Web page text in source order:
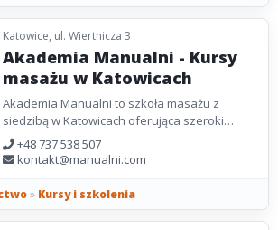
Katowice, ul. Wiertnicza 3
Akademia Manualni - Kursy
masażu w Katowicach
Akademia Manualni to szkoła masażu z
siedzibą w Katowicach oferująca szeroki
wachlarz kursów masażu. Proponujemy
szkolenia dla kosmetologów,...
+48 737 538 507
kontakt@manualni.com
» Kursy i szkolenia